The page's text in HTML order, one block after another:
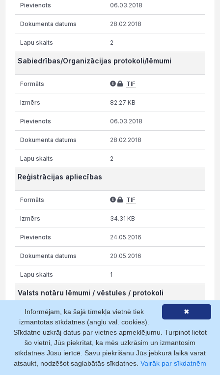
06.03.2018
28.02.2018
2
Sabiedrības/Organizācijas protokoli/lēmumi
TIF
82.27 KB
06.03.2018
28.02.2018
2
Reģistrācijas apliecības
TIF
34.31 KB
24.05.2016
20.05.2016
1
Valsts notāru lēmumi / vēstules / protokoli
TIF
55.76 KB
04.02.2016
✖
Informējam, ka šajā tīmekļa vietnē tiek
izmantotas sīkdatnes (angļu val. cookies).
Sīkdatne uzkrāj datus par vietnes apmeklējumu. Turpinot lietot
šo vietni, Jūs piekrītat, ka mēs uzkrāsim un izmantosim
sīkdatnes Jūsu ierīcē. Savu piekrišanu Jūs jebkurā laikā varat
atsaukt, nodzēšot saglabātās sīkdatnes. Vairāk par sīkdatnēm